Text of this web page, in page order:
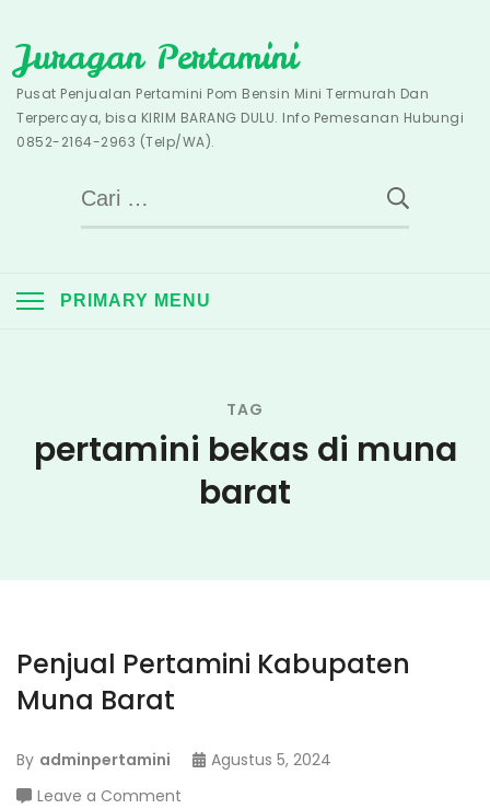
to
content
Juragan Pertamini
Pusat Penjualan Pertamini Pom Bensin Mini Termurah Dan
Terpercaya, bisa KIRIM BARANG DULU. Info Pemesanan Hubungi
0852-2164-2963 (Telp/WA).
Cari
untuk:
PRIMARY MENU
TAG
pertamini bekas di muna
barat
Penjual Pertamini Kabupaten
Muna Barat
By adminpertamini
Agustus 5, 2024
Leave a Comment